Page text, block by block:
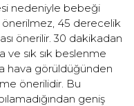
nedeniyle bebeği
önerilmez, 45 derecelik
önerilir. 30 dakikadan
sık sık beslenme
hava görüldüğünden
önerilidir. Bu
geniş